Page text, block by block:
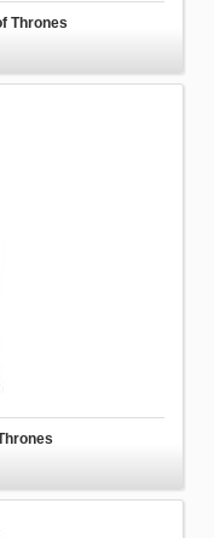
Thrones